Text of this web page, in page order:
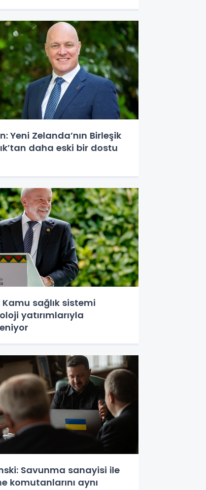
Yeni Zelanda’nın Birleşik
daha eski bir dostu
Kamu sağlık sistemi
yatırımlarıyla
Savunma sanayisi ile
komutanlarını aynı